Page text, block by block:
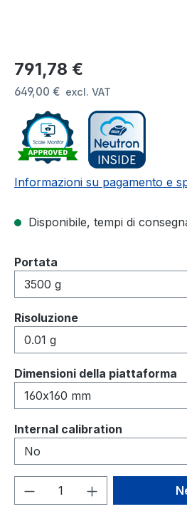
Prezzo normale:
791,78 €
649,00 € excl. VAT
Informazioni su pagamento e
Disponibile, tempi di
Seleziona
Portata
Seleziona
Risoluzione
Seleziona
Dimensioni della piattaforma
Seleziona
Internal calibration
Quantità del